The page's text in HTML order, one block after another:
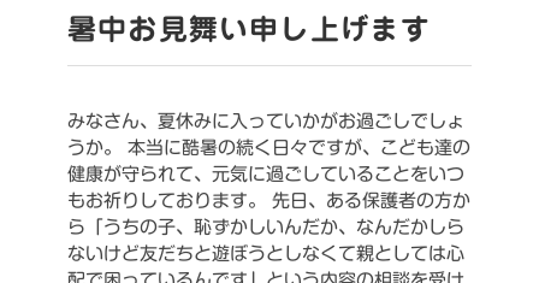
暑中お見舞い申し上げます
みなさん、夏休みに入っていかがお過ごしでしょ
うか。
本当に酷暑の続く日々ですが、こども達の
健康が守られて、元気に過ごしていることをいつ
もお祈りしております。
先日、ある保護者の方か
ら「うちの子、恥ずかしいんだか、なんだかしら
ないけど友だちと遊ぼうとしなくて親としては心